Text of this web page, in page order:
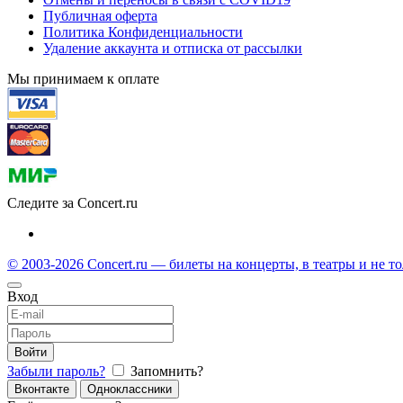
Публичная оферта
Политика Конфиденциальности
Удаление аккаунта и отписка от рассылки
Мы принимаем к оплате
Следите за Concert.ru
© 2003-2026 Concert.ru — билеты на концерты, в театры и не
Вход
Войти
Забыли пароль? Запомнить?
Вконтакте Одноклассники